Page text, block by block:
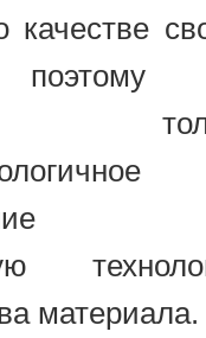
качестве
поэтому
материала.